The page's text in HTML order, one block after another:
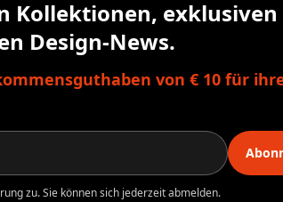
Kollektionen, exklusiven
Design-News.
von € 10 für
zu. Sie können sich jederzeit abmelden.